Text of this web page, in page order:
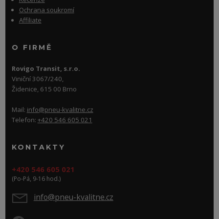
Ochrana soukromí
Affiliate
O FIRMĚ
Rovigo Transit, s.r.o.
Viniční 3067/240,
Židenice, 615 00 Brno
Mail: info@pneu-kvalitne.cz
Telefon: +420 546 605 021
KONTAKTY
+420 546 605 021
(Po-Pá, 9-16 hod.)
info@pneu-kvalitne.cz